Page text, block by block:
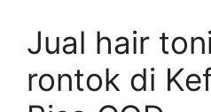
Jual hair
rontok di